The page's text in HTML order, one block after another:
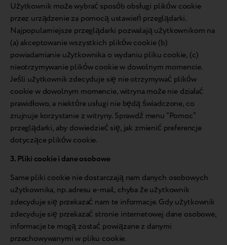
Użytkownik może wybrać sposób obsługi plików cookie
przez urządzenie za pomocą ustawień przeglądarki.
Najpopularniejsze przeglądarki pozwalają użytkownikom na
(a) akceptowanie wszystkich plików cookie (b)
powiadamianie użytkownika o wydaniu pliku cookie, (c)
nieotrzymywanie plików cookie w dowolnym momencie.
Jeśli użytkownik zdecyduje się nie otrzymywać plików
cookie w dowolnym momencie, witryna może nie działać
prawidłowo, a niektóre usługi nie będą świadczone, co
zrujnuje korzystanie z witryny. Sprawdź menu “Pomoc”
przeglądarki, aby dowiedzieć się, jak zmienić preferencje
dotyczące plików cookie.
3. Pliki cookie i dane osobowe
Same pliki cookie nie dostarczają nam danych osobowych
użytkownika, np. adresu e-mail, chyba że użytkownik
zdecyduje się przekazać nam te informacje. Gdy użytkownik
zdecyduje się przekazać stronie internetowej dane osobowe,
informacje te mogą zostać powiązane z danymi
przechowywanymi w pliku cookie.